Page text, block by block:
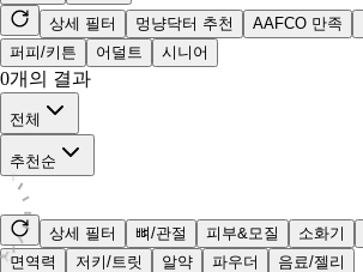
상세 필터
멍냥닥터 추천 AAFCO 만족
퍼피/키튼
어덜트 시니어
0개의 결과
전체
추천순
상세 필터 뼈/관절 피부&모질 소화기
면역력
저키/트릿 알약 파우더 음료/젤리